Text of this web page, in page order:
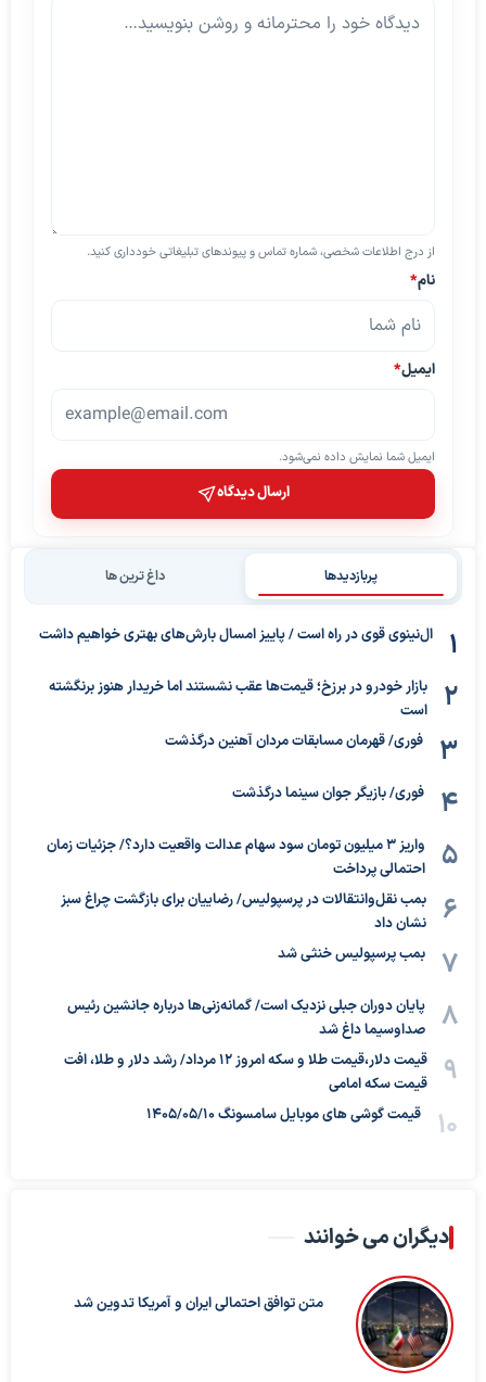
از درج اطلاعات شخصی، شماره تماس و پیوندهای تبلیغاتی خودداری کنید.
نام*
ایمیل*
ایمیل شما نمایش داده نمی‌شود.
ارسال دیدگاه
پربازدیدها داغ ترین ها
ال‌نینوی قوی در راه است / پاییز امسال بارش‌های بهتری خواهیم داشت
بازار خودرو در برزخ؛ قیمت‌ها عقب نشستند اما خریدار هنوز برنگشته
است
فوری/ قهرمان مسابقات مردان آهنین درگذشت
فوری/ بازیگر جوان سینما درگذشت
واریز ۳ میلیون تومان سود سهام عدالت واقعیت دارد؟/ جزئیات زمان
احتمالی پرداخت
بمب نقل‌وانتقالات در پرسپولیس/ رضاییان برای بازگشت چراغ سبز
نشان داد
بمب پرسپولیس خنثی شد
پایان دوران جبلی نزدیک است/ گمانه‌زنی‌ها درباره جانشین رئیس
صداوسیما داغ شد
قیمت دلار،قیمت طلا و سکه امروز ۱۲ مرداد/ رشد دلار و طلا، افت
قیمت سکه امامی
قیمت گوشی های موبایل سامسونگ 1405/05/10
دیگران می خوانند
متن توافق احتمالی ایران و آمریکا تدوین شد